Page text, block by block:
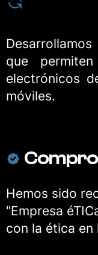
que
electrónicos
móviles.
Hemos sido
"Empresa
con la ética en